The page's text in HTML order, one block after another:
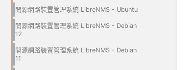
開源網路裝置管理系統 LibreNMS - Ubuntu
開源網路裝置管理系統 LibreNMS - Debian
12
開源網路裝置管理系統 LibreNMS - Debian
11